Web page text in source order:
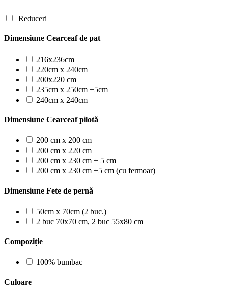
Reduceri
Dimensiune Cearceaf de pat
216x236cm
220cm x 240cm
200x220 cm
235cm x 250cm ±5cm
240cm x 240cm
Dimensiune Cearceaf pilotă
200 cm x 200 cm
200 cm x 220 cm
200 cm x 230 cm ± 5 cm
200 cm x 230 cm ±5 cm (cu fermoar)
Dimensiune Fete de pernă
50cm x 70cm (2 buc.)
2 buc 70x70 cm, 2 buc 55x80 cm
Compoziție
100% bumbac
Culoare